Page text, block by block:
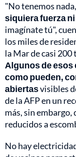
"No tenemos
siquiera fuerza
imagínate tú",
los miles de
la Mar de casi
Algunos de esos
como pueden,
abiertasvisibles
de la AFP en un
más, sin
reducidos a
No hay